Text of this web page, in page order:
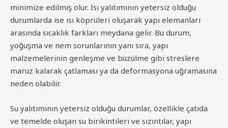
minimize edilmiş olur. Isı yalıtımının yetersiz olduğu
durumlarda ise ısı köprüleri oluşarak yapı elemanları
arasında sıcaklık farkları meydana gelir. Bu durum,
yoğuşma ve nem sorunlarının yanı sıra, yapı
malzemelerinin genleşme ve büzülme gibi streslere
maruz kalarak çatlaması ya da deformasyona uğramasına
neden olabilir.
Su yalıtımının yetersiz olduğu durumlar, özellikle çatıda
ve temelde oluşan su birikintileri ve sızıntılar, yapı